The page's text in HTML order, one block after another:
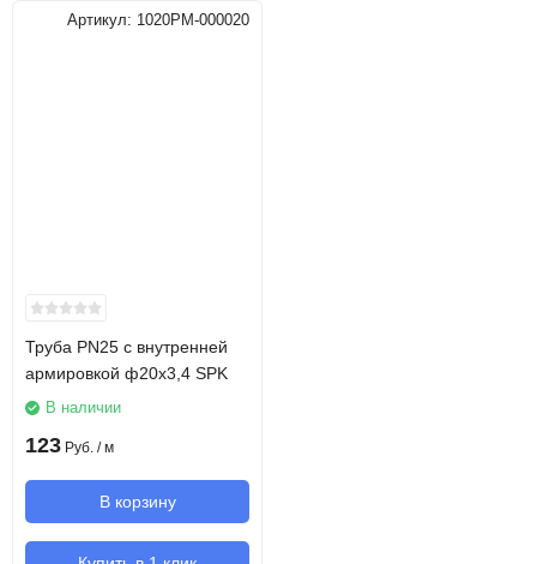
Артикул: 1020PM-000020
Труба PN25 с внутренней
армировкой ф20х3,4 SPK
В наличии
123 Руб. / м
В корзину